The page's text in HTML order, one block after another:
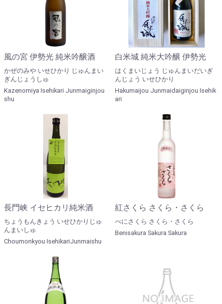
風の宮 伊勢光 純米吟醸酒
かぜのみや いせひかり じゅんまい
ぎんじょうしゅ
Kazenomiya Isehikari Junmaiginjou
shu
白米城 純米大吟醸 伊勢光
はくまいじょう じゅんまいだいぎ
んじょう いせひかり
Hakumaijou Junmaidaiginjou Isehik
ari
長門峡 イセヒカリ純米酒
ちょうもんきょう いせひかりじゅ
んまいしゅ
Choumonkyou IsehikariJunmaishu
紅さくら さくら・さくら
べにさくら さくら・さくら
Benisakura Sakura Sakura